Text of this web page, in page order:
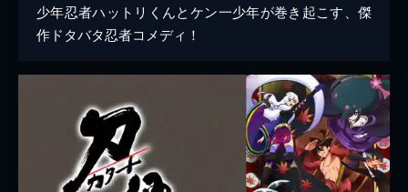
少年忍者ハットリくんとケン一少年が巻き起こす、傑
作ドタバタ忍者コメディ！